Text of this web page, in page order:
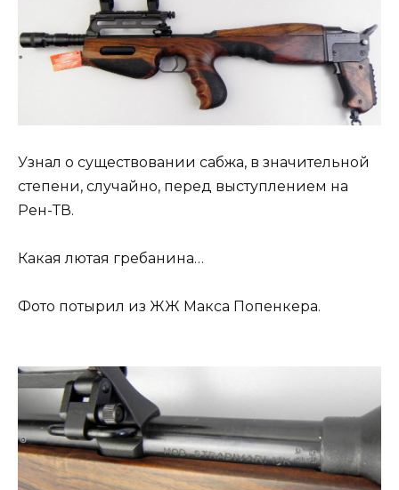
Узнал о существовании сабжа, в значительной
степени, случайно, перед выступлением на
Рен-ТВ.
Какая лютая гребанина…
Фото потырил из ЖЖ Макса Попенкера.